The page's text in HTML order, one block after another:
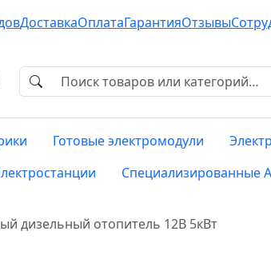
ДоставкаОплатаГарантияОтзывы
Готовые электромодули
Специализированные
дизельный отопитель 12В 5кВт